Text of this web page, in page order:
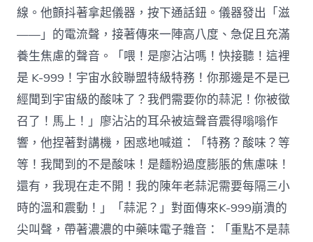
線。他顫抖著拿起儀器，按下通話鈕。儀器發出「滋
——」的電流聲，接著傳來一陣高八度、急促且充滿
養生焦慮的聲音。「喂！是廖沾沾嗎！快接聽！這裡
是 K-999！宇宙水餃聯盟特級特務！你那邊是不是已
經聞到宇宙級的酸味了？我們需要你的蒜泥！你被徵
召了！馬上！」廖沾沾的耳朵被這聲音震得嗡嗡作
響，他捏著對講機，困惑地喊道：「特務？酸味？等
等！我聞到的不是酸味！是麵粉過度膨脹的焦慮味！
還有，我現在走不開！我的陳年老蒜泥需要每隔三小
時的溫和震動！」「蒜泥？」對面傳來K-999崩潰的
尖叫聲，帶著濃濃的中藥味電子雜音：「重點不是蒜